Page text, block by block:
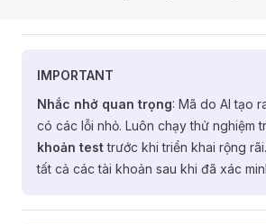
IMPORTANT
Nhắc nhở quan trọng: Mã do AI tạo
có các lỗi nhỏ. Luôn chạy thử nghiệm
khoản testtrước khi triển khai rộng
tất cả các tài khoản sau khi đã xác